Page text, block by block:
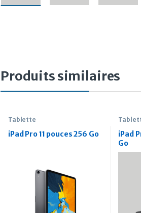
Produits similaires
Tablette
iPad Pro 11 pouces 256 Go
iPad
Go